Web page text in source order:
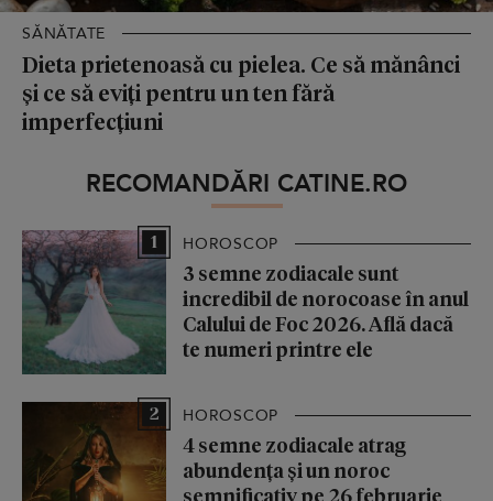
SĂNĂTATE
Dieta prietenoasă cu pielea. Ce să mănânci
și ce să eviți pentru un ten fără
imperfecțiuni
RECOMANDĂRI CATINE.RO
1 HOROSCOP
3 semne zodiacale sunt
incredibil de norocoase în anul
Calului de Foc 2026. Află dacă
te numeri printre ele
2 HOROSCOP
4 semne zodiacale atrag
abundența și un noroc
semnificativ pe 26 februarie